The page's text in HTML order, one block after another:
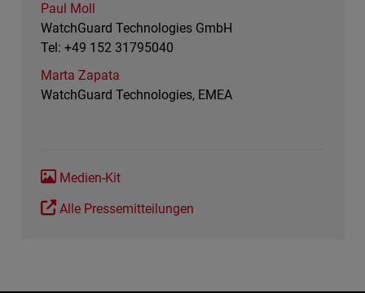
Paul Moll
WatchGuard Technologies GmbH
Tel: +49 152 31795040
Marta Zapata
WatchGuard Technologies, EMEA
Medien-Kit
Alle Pressemitteilungen